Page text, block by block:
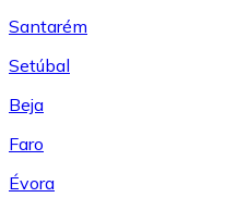
Santarém
Setúbal
Beja
Faro
Évora